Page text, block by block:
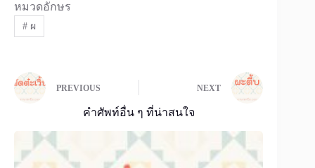
หมวดอักษร
#ผ
PREVIOUS NEXT
คำศัพท์อื่น ๆ ที่น่าสนใจ